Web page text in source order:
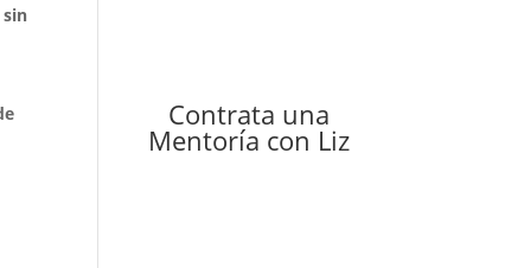
Contrata una
Mentoría con Liz